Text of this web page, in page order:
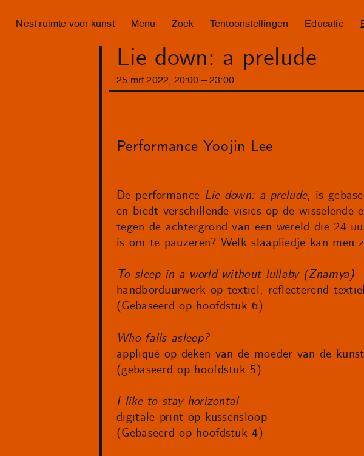
Nest ruimte voor kunst Menu Zoek Tentoonstellingen Educatie
Lie down: a prelude
25 mrt 2022 20:00 –23 : 00
Performance Yoojin Lee
De performance Lie down: a prelude, is
en biedt verschillende visies op de wisselende
tegen de achtergrond van een wereld die 24
is om te pauzeren? Welk slaapliedje kan men
To sleep in a world without lullaby (Znamya)
handborduurwerk op textiel, reflecterend
(Gebaseerd op hoofdstuk 6)
Who falls asleep?
appliqué op deken van de moeder van de
(gebaseerd op hoofdstuk 5)
I like to stay horizontal
digitale print op kussensloop
(Gebaseerd op hoofdstuk 4)